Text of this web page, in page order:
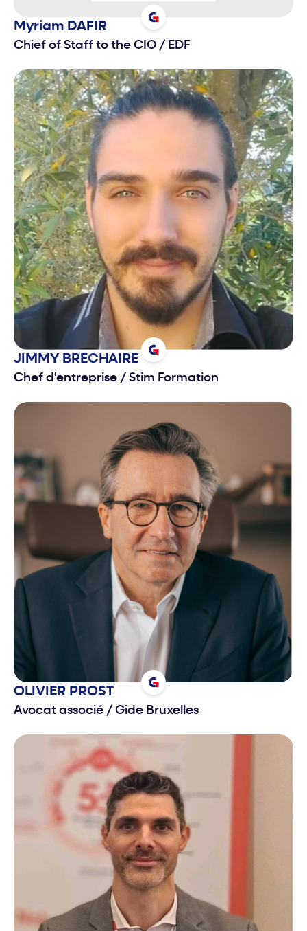
Myriam DAFIR
Chief of Staff to the CIO / EDF
JIMMY BRECHAIRE
Chef d'entreprise / Stim Formation
OLIVIER PROST
Avocat associé / Gide Bruxelles